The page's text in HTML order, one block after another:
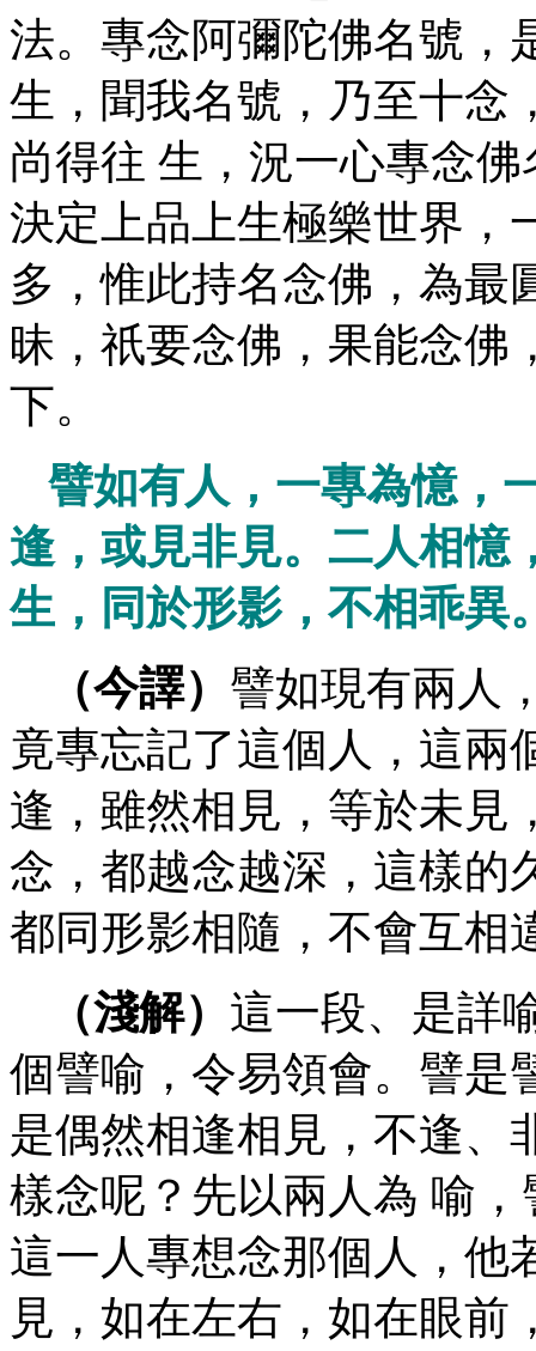
法。專念阿彌陀佛名號，
生，聞我名號，乃至十念
尚得往 生，況一心專念
決定上品上生極樂世界，
多，惟此持名念佛，為最
昧，祇要念佛，果能念佛
下。
譬如有人，一專為憶，
逢，或見非見。二人相憶
生，同於形影，不相乖異
（今譯） 譬如現有兩人
竟專忘記了這個人，這兩
逢，雖然相見，等於未見
念，都越念越深，這樣的
都同形影相隨，不會互相
（淺解） 這一段、是詳
個譬喻，令易領會。譬是
是偶然相逢相見，不逢、
樣念呢？先以兩人為 喻
這一人專想念那個人，他
見，如在左右，如在眼